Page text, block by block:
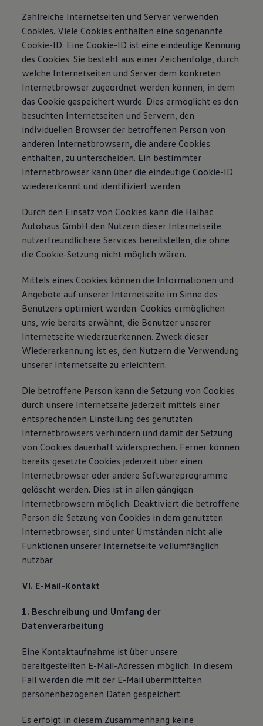
Zahlreiche Internetseiten und Server verwenden
Cookies. Viele Cookies enthalten eine sogenannte
Cookie-ID. Eine Cookie-ID ist eine eindeutige Kennung
des Cookies. Sie besteht aus einer Zeichenfolge, durch
welche Internetseiten und Server dem konkreten
Internetbrowser zugeordnet werden können, in dem
das Cookie gespeichert wurde. Dies ermöglicht es den
besuchten Internetseiten und Servern, den
individuellen Browser der betroffenen Person von
anderen Internetbrowsern, die andere Cookies
enthalten, zu unterscheiden. Ein bestimmter
Internetbrowser kann über die eindeutige Cookie-ID
wiedererkannt und identifiziert werden.
Durch den Einsatz von Cookies kann die Halbac
Autohaus GmbH den Nutzern dieser Internetseite
nutzerfreundlichere Services bereitstellen, die ohne
die Cookie-Setzung nicht möglich wären.
Mittels eines Cookies können die Informationen und
Angebote auf unserer Internetseite im Sinne des
Benutzers optimiert werden. Cookies ermöglichen
uns, wie bereits erwähnt, die Benutzer unserer
Internetseite wiederzuerkennen. Zweck dieser
Wiedererkennung ist es, den Nutzern die Verwendung
unserer Internetseite zu erleichtern.
Die betroffene Person kann die Setzung von Cookies
durch unsere Internetseite jederzeit mittels einer
entsprechenden Einstellung des genutzten
Internetbrowsers verhindern und damit der Setzung
von Cookies dauerhaft widersprechen. Ferner können
bereits gesetzte Cookies jederzeit über einen
Internetbrowser oder andere Softwareprogramme
gelöscht werden. Dies ist in allen gängigen
Internetbrowsern möglich. Deaktiviert die betroffene
Person die Setzung von Cookies in dem genutzten
Internetbrowser, sind unter Umständen nicht alle
Funktionen unserer Internetseite vollumfänglich
nutzbar.
VI. E-Mail-Kontakt
1. Beschreibung und Umfang der
Datenverarbeitung
Eine Kontaktaufnahme ist über unsere
bereitgestellten E-Mail-Adressen möglich. In diesem
Fall werden die mit der E-Mail übermittelten
personenbezogenen Daten gespeichert.
Es erfolgt in diesem Zusammenhang keine